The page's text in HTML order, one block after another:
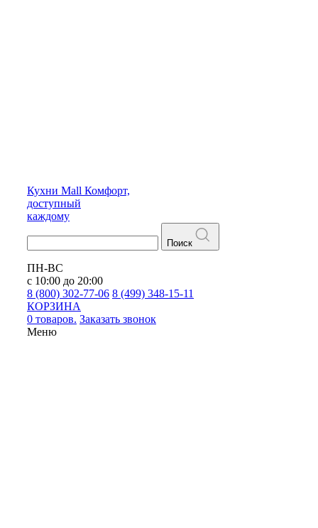
Кухни Mall Комфорт,
доступный
каждому
Поиск
ПН-ВС
с 10:00 до 20:00
8 (800) 302-77-06 8 (499) 348-15-11
КОРЗИНА
0 товаров. Заказать звонок
Меню